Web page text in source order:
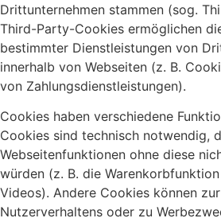
Drittunternehmen stammen (sog.
Third-Party-Cookies ermöglichen
bestimmter Dienstleistungen von
innerhalb von Webseiten (z. B.
von Zahlungsdienstleistungen).
Cookies haben verschiedene
Cookies sind technisch notwendig,
Webseitenfunktionen ohne diese
würden (z. B. die
Videos). Andere Cookies können
Nutzerverhaltens oder zu